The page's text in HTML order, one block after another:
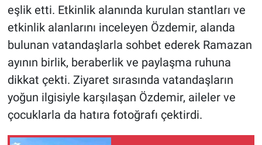
eşlik etti. Etkinlik alanında kurulan stantları ve
etkinlik alanlarını inceleyen Özdemir, alanda
bulunan vatandaşlarla sohbet ederek Ramazan
ayının birlik, beraberlik ve paylaşma ruhuna
dikkat çekti. Ziyaret sırasında vatandaşların
yoğun ilgisiyle karşılaşan Özdemir, aileler ve
çocuklarla da hatıra fotoğrafı çektirdi.